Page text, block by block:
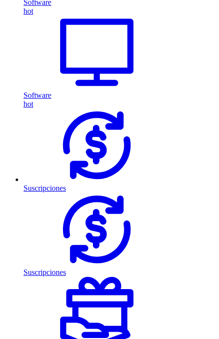
Software
hot
Software
hot
Suscripciones
Suscripciones